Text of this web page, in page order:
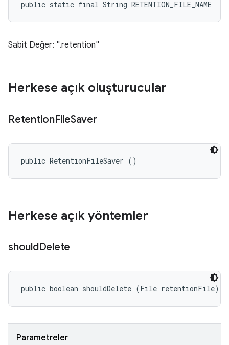
public static final String RETENTION_FILE_NAME
Sabit Değer: ".retention"
Herkese açık oluşturucular
RetentionFileSaver
public RetentionFileSaver ()
Herkese açık yöntemler
shouldDelete
public boolean shouldDelete (File retentionFile)
Parametreler